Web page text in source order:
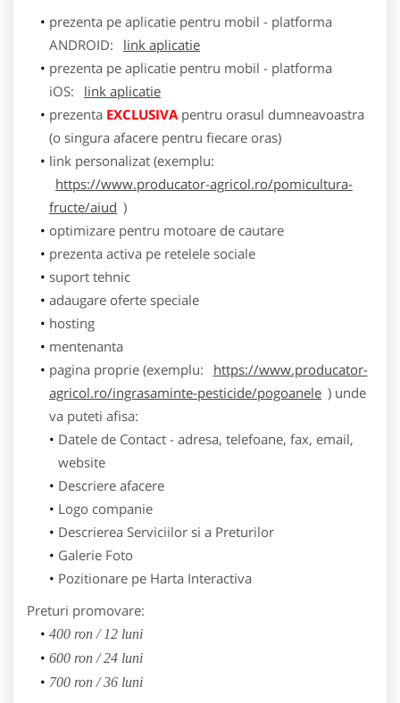
prezenta pe aplicatie pentru mobil - platforma
ANDROID:
link aplicatie
prezenta pe aplicatie pentru mobil - platforma
iOS:
link aplicatie
prezenta EXCLUSIVApentru orasul dumneavoastra
(o singura afacere pentru fiecare oras)
link personalizat (exemplu:
https://www.producator-agricol.ro/pomicultura-
fructe/aiud )
optimizare pentru motoare de cautare
prezenta activa pe retelele sociale
suport tehnic
adaugare oferte speciale
hosting
mentenanta
pagina proprie (exemplu:
https://www.producator-
agricol.ro/ingrasaminte-pesticide/pogoanele ) unde
va puteti afisa:
Datele de Contact - adresa, telefoane, fax, email,
website
Descriere afacere
Logo companie
Descrierea Serviciilor si a Preturilor
Galerie Foto
Pozitionare pe Harta Interactiva
Preturi promovare:
400 ron / 12 luni
600 ron / 24 luni
700 ron / 36 luni